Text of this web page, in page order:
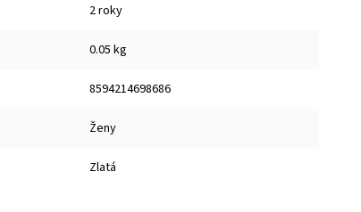
2 roky
0.05 kg
8594214698686
Ženy
Zlatá